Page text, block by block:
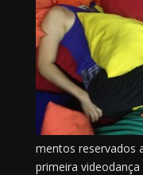
mentos reservados
primeira videodança